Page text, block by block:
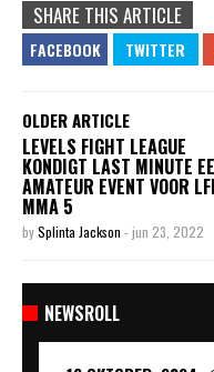
SHARE THIS ARTICLE
OLDER ARTICLE
LEVELS FIGHT LEAGUE
KONDIGT LAST MINUTE
AMATEUR EVENT VOOR
MMA 5
bySplinta Jackson - jun 23, 2022
NEWSROLL